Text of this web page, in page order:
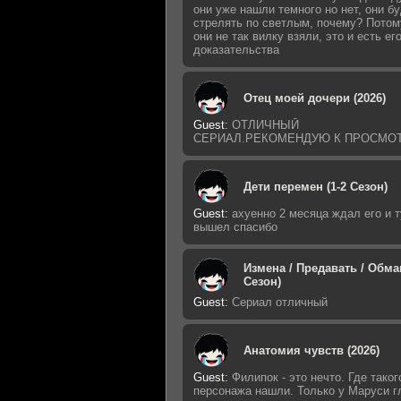
они уже нашли темного но нет, они
стрелять по светлым, почему?
они не так вилку взяли, это и есть его
доказательства
Отец моей дочери (2026)
Guest: ОТЛИЧНЫЙ
СЕРИАЛ.РЕКОМЕНДУЮ К
Дети перемен (1-2 Сезон)
Guest: ахуенно 2 месяца ждал его и
вышел спасибо
Измена / Предавать /
Сезон)
Guest: Сериал отличный
Анатомия чувств (2026)
Guest: Филипок - это нечто. Где
персонажа нашли. Только у Маруси